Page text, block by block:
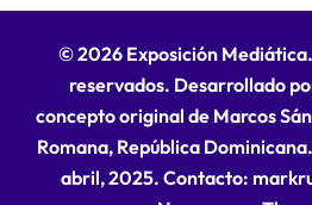
© 2026 Exposición
reservados. Desarrollado
concepto original de Marcos
Romana, República
abril, 2025. Contacto: